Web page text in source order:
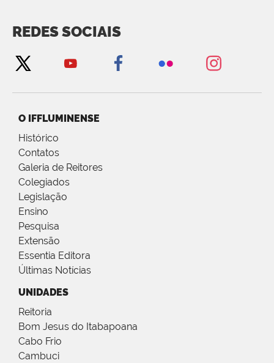
REDES SOCIAIS
O IFFLUMINENSE
Histórico
Contatos
Galeria de Reitores
Colegiados
Legislação
Ensino
Pesquisa
Extensão
Essentia Editora
Últimas Notícias
UNIDADES
Reitoria
Bom Jesus do Itabapoana
Cabo Frio
Cambuci